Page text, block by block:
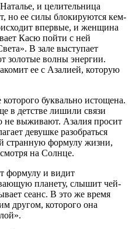
и целительница
но ее силы блокируются кем-
впервые, и женщина
Касю пойти с ней
В зале выступает
золотые волны энергии.
ее с Азалией, которую
буквально истощена.
в детстве лишили связи
не выживают. Азалия просит
девушке разобраться
странную формулу жизни,
на Солнце.
формулу и видит
планету, слышит чей-
сеанс. В это же время
другом, которого она